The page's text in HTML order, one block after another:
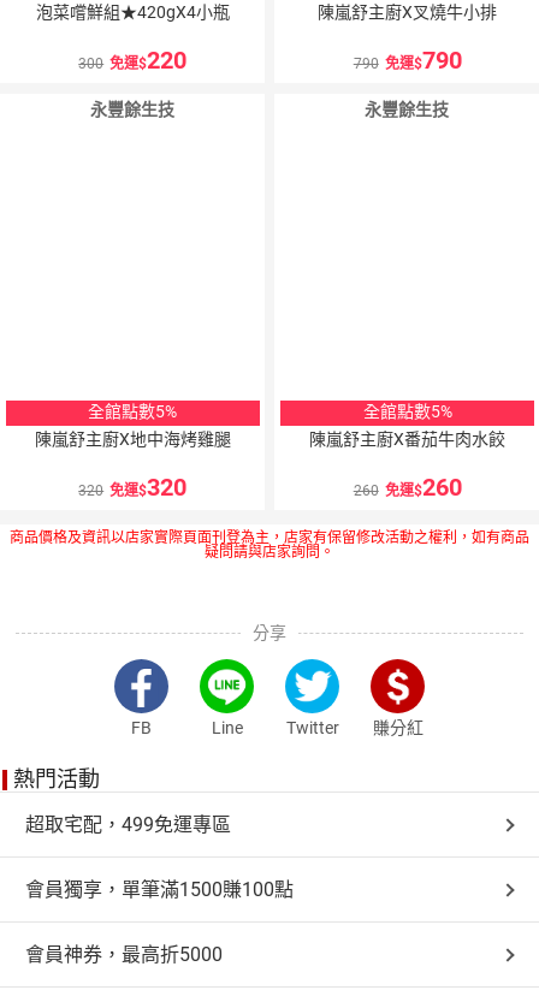
泡菜嚐鮮組★420gX4小瓶
300 免運 220
陳嵐舒主廚X叉燒牛小排
790 免運 790
永豐餘生技
全館點數5%
陳嵐舒主廚X地中海烤雞腿
320 免運 320
永豐餘生技
全館點數5%
陳嵐舒主廚X番茄牛肉水餃
260 免運 260
商品價格及資訊以店家實際頁面刊登為主，店家有保留修改活動之權利，如有商品
疑問請與店家詢問。
分享
FB Line Twitter 賺分紅
熱門活動
超取宅配，499免運專區
會員獨享，單筆滿1500賺100點
會員神券，最高折5000